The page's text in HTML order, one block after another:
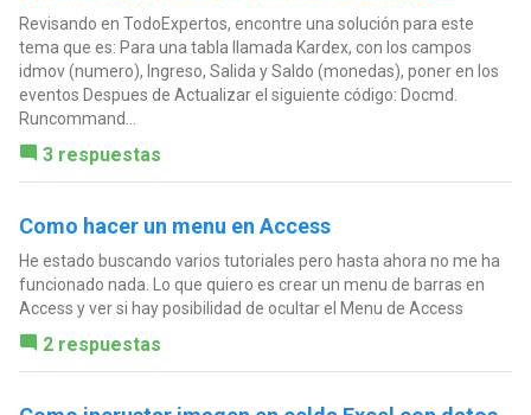
Revisando en TodoExpertos, encontre una solución para este
tema que es: Para una tabla llamada Kardex, con los campos
idmov (numero), Ingreso, Salida y Saldo (monedas), poner en los
eventos Despues de Actualizar el siguiente código: Docmd.
Runcommand...
3 respuestas
Como hacer un menu en Access
He estado buscando varios tutoriales pero hasta ahora no me ha
funcionado nada. Lo que quiero es crear un menu de barras en
Access y ver si hay posibilidad de ocultar el Menu de Access
2 respuestas